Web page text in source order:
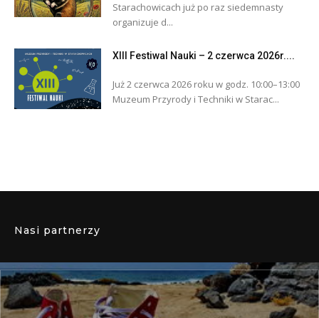
Starachowicach już po raz siedemnasty
organizuje d...
XIII Festiwal Nauki – 2 czerwca 2026r....
Już 2 czerwca 2026 roku w godz. 10:00–13:00
Muzeum Przyrody i Techniki w Starac...
Nasi partnerzy